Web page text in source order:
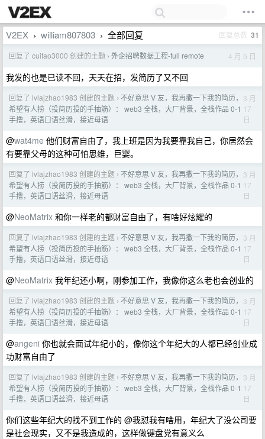
V2EX › william807803 › 全部回复 回复总数 31
回复了 cuitao3000 创建的主题 › 外企招聘数据工程-full remote 4 月 5 日
我发的也是已读不回，天天在招，发简历了又不回
回复了 lvlajzhao1983 创建的主题 › 不好意思 V 友，我再撒一下我的简历，
希望有人捞（投简历投的手抽筋）： web3 全栈，大厂背景，全栈作品 0-1
手撸，英语口语丝滑，接近母语
3 月
17
日
@wat4me 他们财富自由了，我上班是因为我要靠我自己，你居然会
有要靠父母的这种可怕思维，巨婴。
回复了 lvlajzhao1983 创建的主题 › 不好意思 V 友，我再撒一下我的简历，
希望有人捞（投简历投的手抽筋）： web3 全栈，大厂背景，全栈作品 0-1
手撸，英语口语丝滑，接近母语
3 月
17
日
@NeoMatrix 和你一样老的都财富自由了，有啥好炫耀的
回复了 lvlajzhao1983 创建的主题 › 不好意思 V 友，我再撒一下我的简历，
希望有人捞（投简历投的手抽筋）： web3 全栈，大厂背景，全栈作品 0-1
手撸，英语口语丝滑，接近母语
3 月
17
日
@NeoMatrix 我年纪还小啊，刚参加工作，我像你这么老也会创业的
回复了 lvlajzhao1983 创建的主题 › 不好意思 V 友，我再撒一下我的简历，
希望有人捞（投简历投的手抽筋）： web3 全栈，大厂背景，全栈作品 0-1
手撸，英语口语丝滑，接近母语
3 月
17
日
@angeni 你也就会面试年纪小的，像你这个年纪大的人都已经创业成
功财富自由了
回复了 lvlajzhao1983 创建的主题 › 不好意思 V 友，我再撒一下我的简历，
希望有人捞（投简历投的手抽筋）： web3 全栈，大厂背景，全栈作品 0-1
手撸，英语口语丝滑，接近母语
3 月
17
日
你们这些年纪大的找不到工作的 @我怼我有啥用，年纪大了没公司要
是社会现实，又不是我造成的，这样做键盘党有意义么